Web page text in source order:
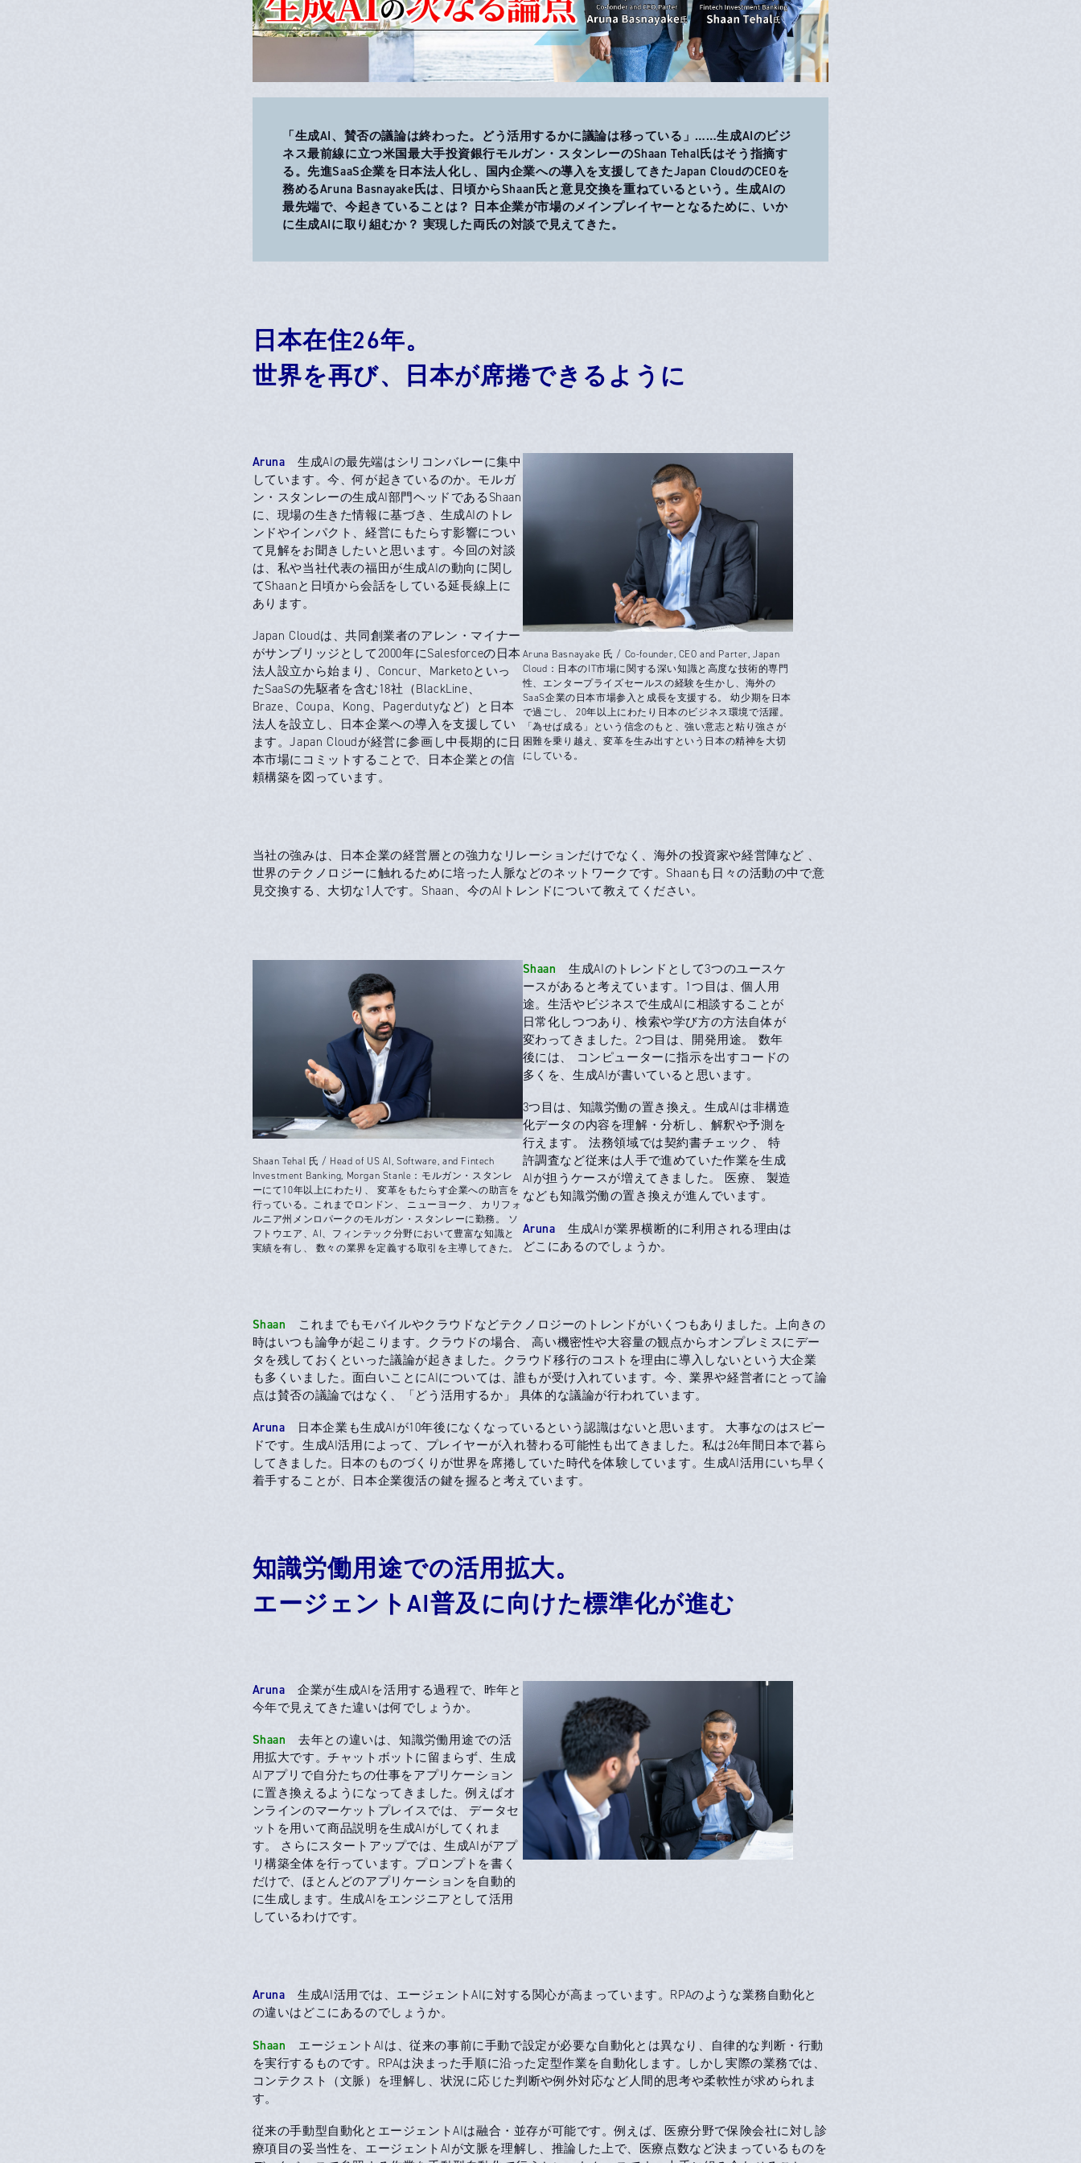
「生成AI、賛否の議論は終わった。どう活用するかに議論は移っている」……生成AIのビジ
ネス最前線に立つ米国最大手投資銀行モルガン・スタンレーのShaan Tehal氏はそう指摘す
る。先進SaaS企業を日本法人化し、国内企業への導入を支援してきたJapan CloudのCEOを
務めるAruna Basnayake氏は、日頃からShaan氏と意見交換を重ねているという。生成AIの
最先端で、今起きていることは？ 日本企業が市場のメインプレイヤーとなるために、いか
に生成AIに取り組むか？ 実現した両氏の対談で見えてきた。
日本在住26年。
世界を再び、日本が席捲できるように
Aruna 生成AIの最先端はシリコンバレーに集中
しています。今、何が起きているのか。モルガ
ン・スタンレーの生成AI部門ヘッドであるShaan
に、現場の生きた情報に基づき、生成AIのトレ
ンドやインパクト、経営にもたらす影響につい
て見解をお聞きしたいと思います。今回の対談
は、私や当社代表の福田が生成AIの動向に関し
てShaanと日頃から会話をしている延長線上に
あります。
Japan Cloudは、共同創業者のアレン・マイナー
がサンブリッジとして2000年にSalesforceの日本
法人設立から始まり、Concur、Marketoといっ
たSaaSの先駆者を含む18社（BlackLine、
Braze、Coupa、Kong、Pagerdutyなど）と日本
法人を設立し、日本企業への導入を支援してい
ます。Japan Cloudが経営に参画し中長期的に日
本市場にコミットすることで、日本企業との信
頼構築を図っています。
Aruna Basnayake 氏 / Co-founder, CEO and Parter, Japan
Cloud：日本のIT市場に関する深い知識と高度な技術的専門
性、エンタープライズセールスの経験を生かし、海外の
SaaS企業の日本市場参入と成長を支援する。 幼少期を日本
で過ごし、 20年以上にわたり日本のビジネス環境で活躍。
「為せば成る」という信念のもと、強い意志と粘り強さが
困難を乗り越え、変革を生み出すという日本の精神を大切
にしている。
当社の強みは、日本企業の経営層との強力なリレーションだけでなく、海外の投資家や経営陣など 、
世界のテクノロジーに触れるために培った人脈などのネットワークです。Shaanも日々の活動の中で意
見交換する、大切な1人です。Shaan、今のAIトレンドについて教えてください。
Shaan Tehal 氏 / Head of US AI, Software, and Fintech
Investment Banking, Morgan Stanle：モルガン・スタンレ
ーにて10年以上にわたり、 変革をもたらす企業への助言を
行っている。これまでロンドン、 ニューヨーク、 カリフォ
ルニア州メンロパークのモルガン・スタンレーに勤務。 ソ
フトウエア、AI、フィンテック分野において豊富な知識と
実績を有し、 数々の業界を定義する取引を主導してきた。
Shaan 生成AIのトレンドとして3つのユースケ
ースがあると考えています。1つ目は、個人用
途。生活やビジネスで生成AIに相談することが
日常化しつつあり、検索や学び方の方法自体が
変わってきました。2つ目は、開発用途。 数年
後には、 コンピューターに指示を出すコードの
多くを、生成AIが書いていると思います。
3つ目は、知識労働の置き換え。生成AIは非構造
化データの内容を理解・分析し、解釈や予測を
行えます。 法務領域では契約書チェック、 特
許調査など従来は人手で進めていた作業を生成
AIが担うケースが増えてきました。 医療、 製造
なども知識労働の置き換えが進んでいます。
Aruna 生成AIが業界横断的に利用される理由は
どこにあるのでしょうか。
Shaan これまでもモバイルやクラウドなどテクノロジーのトレンドがいくつもありました。上向きの
時はいつも論争が起こります。クラウドの場合、 高い機密性や大容量の観点からオンプレミスにデー
タを残しておくといった議論が起きました。クラウド移行のコストを理由に導入しないという大企業
も多くいました。面白いことにAIについては、誰もが受け入れています。今、業界や経営者にとって論
点は賛否の議論ではなく、「どう活用するか」 具体的な議論が行われています。
Aruna 日本企業も生成AIが10年後になくなっているという認識はないと思います。 大事なのはスピー
ドです。生成AI活用によって、プレイヤーが入れ替わる可能性も出てきました。私は26年間日本で暮ら
してきました。日本のものづくりが世界を席捲していた時代を体験しています。生成AI活用にいち早く
着手することが、日本企業復活の鍵を握ると考えています。
知識労働用途での活用拡大。
エージェントAI普及に向けた標準化が進む
Aruna 企業が生成AIを活用する過程で、昨年と
今年で見えてきた違いは何でしょうか。
Shaan 去年との違いは、知識労働用途での活
用拡大です。チャットボットに留まらず、生成
AIアプリで自分たちの仕事をアプリケーション
に置き換えるようになってきました。例えばオ
ンラインのマーケットプレイスでは、 データセ
ットを用いて商品説明を生成AIがしてくれま
す。 さらにスタートアップでは、生成AIがアプ
リ構築全体を行っています。プロンプトを書く
だけで、ほとんどのアプリケーションを自動的
に生成します。生成AIをエンジニアとして活用
しているわけです。
Aruna 生成AI活用では、エージェントAIに対する関心が高まっています。RPAのような業務自動化と
の違いはどこにあるのでしょうか。
Shaan エージェントAIは、従来の事前に手動で設定が必要な自動化とは異なり、自律的な判断・行動
を実行するものです。RPAは決まった手順に沿った定型作業を自動化します。しかし実際の業務では、
コンテクスト（文脈）を理解し、状況に応じた判断や例外対応など人間的思考や柔軟性が求められま
す。
従来の手動型自動化とエージェントAIは融合・並存が可能です。例えば、医療分野で保険会社に対し診
療項目の妥当性を、エージェントAIが文脈を理解し、推論した上で、医療点数など決まっているものを